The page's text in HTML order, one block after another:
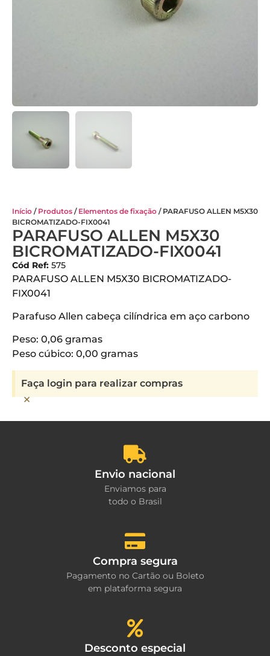
Início / Produtos / Elementos de fixação / PARAFUSO ALLEN M5X30
BICROMATIZADO-FIX0041
PARAFUSO ALLEN M5X30
BICROMATIZADO-FIX0041
Cód Ref: 575
PARAFUSO ALLEN M5X30 BICROMATIZADO-
FIX0041
Parafuso Allen cabeça cilíndrica em aço carbono
Peso: 0,06 gramas
Peso cúbico: 0,00 gramas
Faça login para realizar compras
×
Envio nacional
Enviamos para
todo o Brasil
Compra segura
Pagamento no Cartão ou Boleto
em plataforma segura
Desconto especial